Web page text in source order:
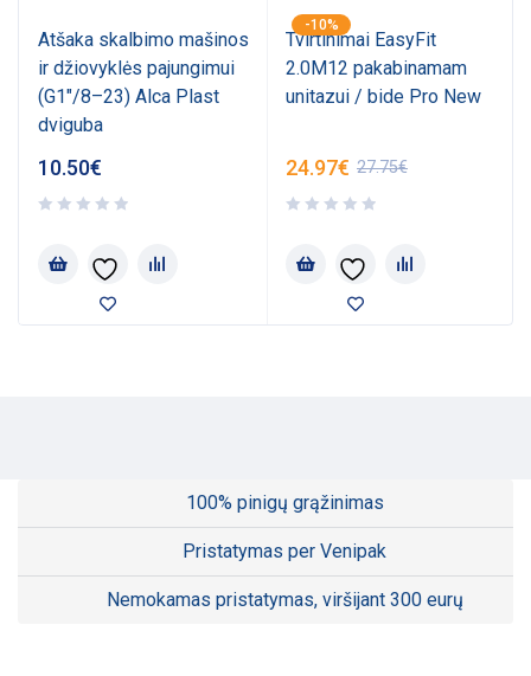
Atšaka skalbimo mašinos
ir džiovyklės pajungimui
(G1"/8–23) Alca Plast
dviguba
10.50€
-10%
Tvirtinimai EasyFit
2.0M12 pakabinamam
unitazui / bide Pro New
27.75€
24.97€
100% pinigų grąžinimas
Pristatymas per Venipak
Nemokamas pristatymas, viršijant 300 eurų